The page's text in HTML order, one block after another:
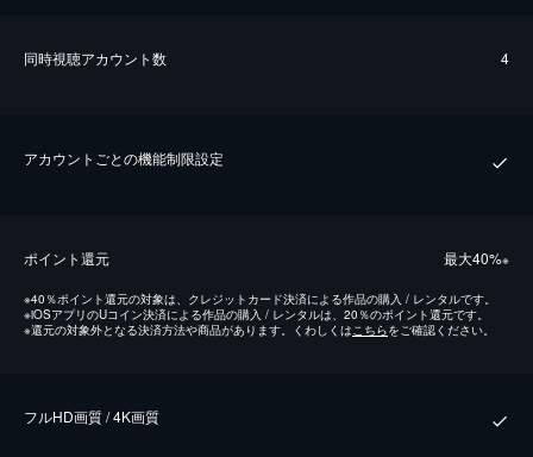
同時視聴アカウント数 4
アカウントごとの機能制限設定
ポイント還元 最⼤40%※
※40％ポイント還元の対象は、クレジットカード決済による作品の購入 / レンタルです。
※iOSアプリのUコイン決済による作品の購入 / レンタルは、20％のポイント還元です。
※還元の対象外となる決済方法や商品があります。くわしくはこちらをご確認ください。
フルHD画質 / 4K画質